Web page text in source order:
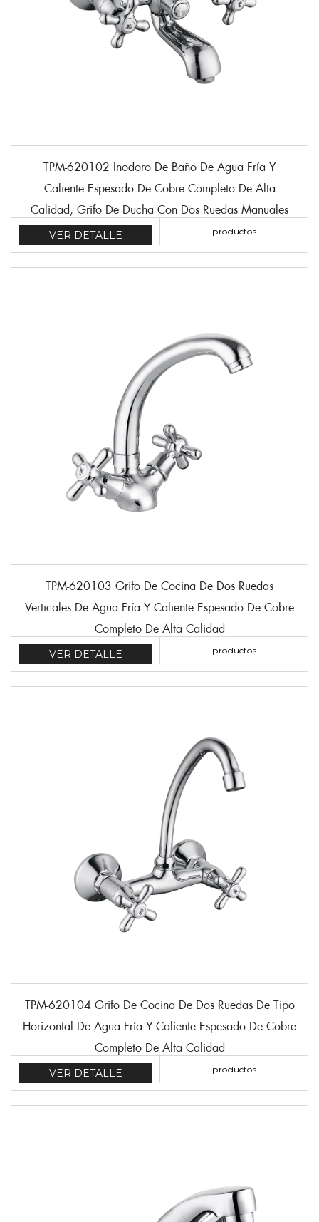
TPM-620102 Inodoro De Baño De Agua Fría Y
Caliente Espesado De Cobre Completo De Alta
Calidad, Grifo De Ducha Con Dos Ruedas Manuales
VER DETALLE productos
TPM-620103 Grifo De Cocina De Dos Ruedas
Verticales De Agua Fría Y Caliente Espesado De Cobre
Completo De Alta Calidad
VER DETALLE productos
TPM-620104 Grifo De Cocina De Dos Ruedas De Tipo
Horizontal De Agua Fría Y Caliente Espesado De Cobre
Completo De Alta Calidad
VER DETALLE productos